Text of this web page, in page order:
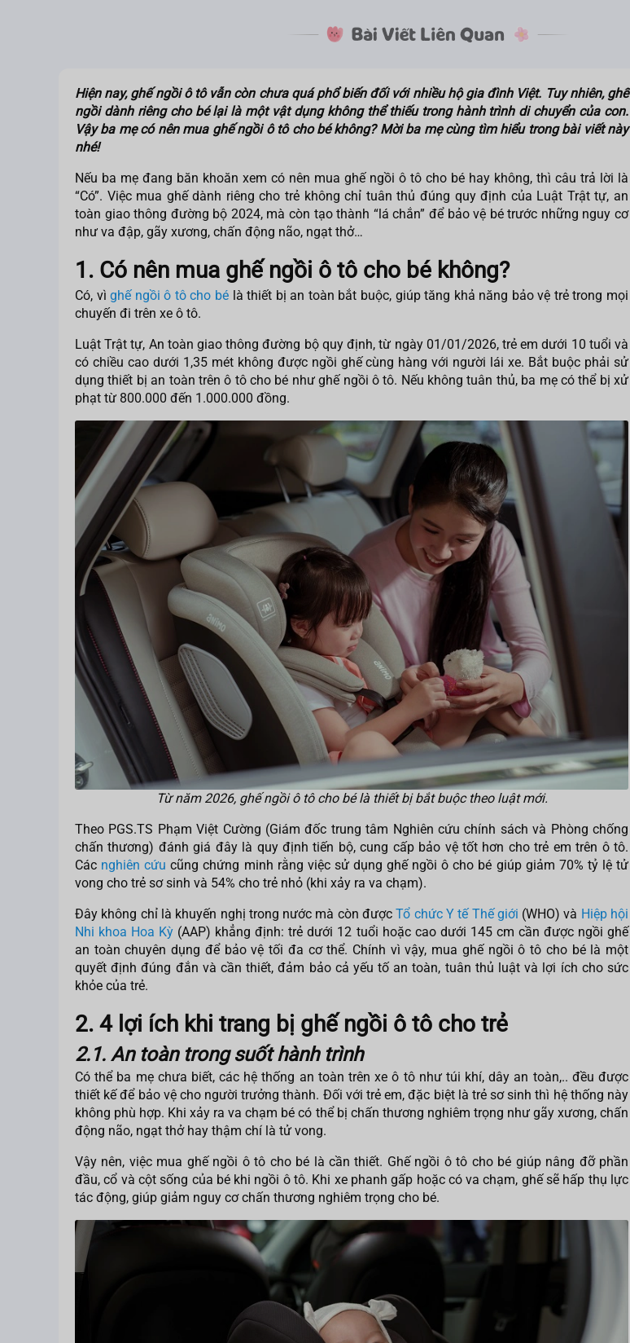
Hiện nay, ghế ngồi ô tô vẫn còn chưa quá phổ biến đối với nhiều hộ gia đình Việt. Tuy nhiên, ghế
ngồi dành riêng cho bé lại là một vật dụng không thể thiếu trong hành trình di chuyển của con.
Vậy ba mẹcó nên mua ghế ngồi ô tô cho békhông? Mời ba mẹ cùng tìm hiểu trong bài viết này
nhé!
Nếu ba mẹ đang băn khoăn xem có nên mua ghế ngồi ô tô cho bé hay không, thì câu trả lời là
“Có”. Việc mua ghế dành riêng cho trẻ không chỉ tuân thủ đúng quy định của Luật Trật tự, an
toàn giao thông đường bộ 2024, mà còn tạo thành “lá chắn” để bảo vệ bé trước những nguy cơ
như va đập, gãy xương, chấn động não, ngạt thở…
1. Có nên mua ghế ngồi ô tô cho bé không?
Có, vìghế ngồi ô tô cho bé là thiết bị an toàn bắt buộc, giúp tăng khả năng bảo vệ trẻ trong mọi
chuyến đi trên xe ô tô.
Luật Trật tự, An toàn giao thông đường bộ quy định, từ ngày 01/01/2026, trẻ em dưới 10 tuổi và
có chiều cao dưới 1,35 mét không được ngồi ghế cùng hàng với người lái xe. Bắt buộc phải sử
dụng thiết bị an toàn trên ô tô cho bé như ghế ngồi ô tô. Nếu không tuân thủ, ba mẹ có thể bị xử
phạt từ 800.000 đến 1.000.000 đồng.
Từ năm 2026, ghế ngồi ô tô cho bé là thiết bị bắt buộc theo luật mới.
Theo PGS.TS Phạm Việt Cường (Giám đốc trung tâm Nghiên cứu chính sách và Phòng chống
chấn thương) đánh giá đây là quy định tiến bộ, cung cấp bảo vệ tốt hơn cho trẻ em trên ô tô.
Các nghiên cứu cũng chứng minh rằng việc sử dụng ghế ngồi ô cho bé giúp giảm 70% tỷ lệ tử
vong cho trẻ sơ sinh và 54% cho trẻ nhỏ (khi xảy ra va chạm).
Đây không chỉ là khuyến nghị trong nước mà còn đượcTổ chức Y tế Thế giới (WHO) và Hiệp hội
Nhi khoa Hoa Kỳ (AAP) khẳng định: trẻ dưới 12 tuổi hoặc cao dưới 145 cm cần được ngồi ghế
an toàn chuyên dụng để bảo vệ tối đa cơ thể. Chính vì vậy, mua ghế ngồi ô tô cho bé là một
quyết định đúng đắn và cần thiết, đảm bảo cả yếu tố an toàn, tuân thủ luật và lợi ích cho sức
khỏe của trẻ.
2. 4 lợi ích khi trang bị ghế ngồi ô tô cho trẻ
2.1. An toàn trong suốt hành trình
Có thể ba mẹ chưa biết, các hệ thống an toàn trên xe ô tô như túi khí, dây an toàn,.. đều được
thiết kế để bảo vệ cho người trưởng thành. Đối với trẻ em, đặc biệt là trẻ sơ sinh thì hệ thống này
không phù hợp. Khi xảy ra va chạm bé có thể bị chấn thương nghiêm trọng như gãy xương, chấn
động não, ngạt thở hay thậm chí là tử vong.
Vậy nên, việc mua ghế ngồi ô tô cho bé là cần thiết. Ghế ngồi ô tô cho bé giúp nâng đỡ phần
đầu, cổ và cột sống của bé khi ngồi ô tô. Khi xe phanh gấp hoặc có va chạm, ghế sẽ hấp thụ lực
tác động, giúp giảm nguy cơ chấn thương nghiêm trọng cho bé.